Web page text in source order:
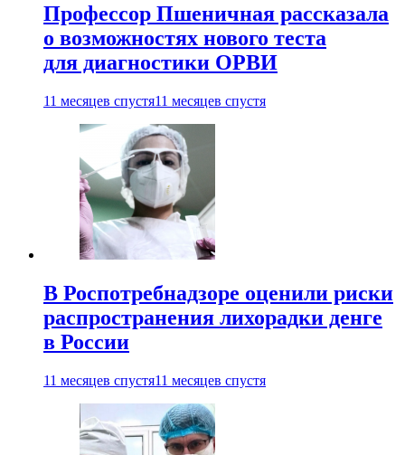
Профессор Пшеничная рассказала
о возможностях нового теста
для диагностики ОРВИ
11 месяцев спустя11 месяцев спустя
В Роспотребнадзоре оценили риски
распространения лихорадки денге
в России
11 месяцев спустя11 месяцев спустя